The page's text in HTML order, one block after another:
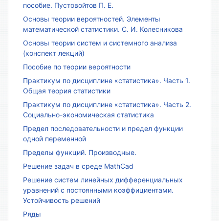
пособие. Пустовойтов П. Е.
Основы теории вероятностей. Элементы
математической статистики. С. И. Колесникова
Основы теории систем и системного анализа
(конспект лекций)
Пособие по теории вероятности
Практикум по дисциплине «статистика». Часть 1.
Общая теория статистики
Практикум по дисциплине «статистика». Часть 2.
Социально-экономическая статистика
Предел последовательности и предел функции
одной переменной
Пределы функций. Производные.
Решение задач в среде MathCad
Решение систем линейных дифференциальных
уравнений с постоянными коэффициентами.
Устойчивость решений
Ряды